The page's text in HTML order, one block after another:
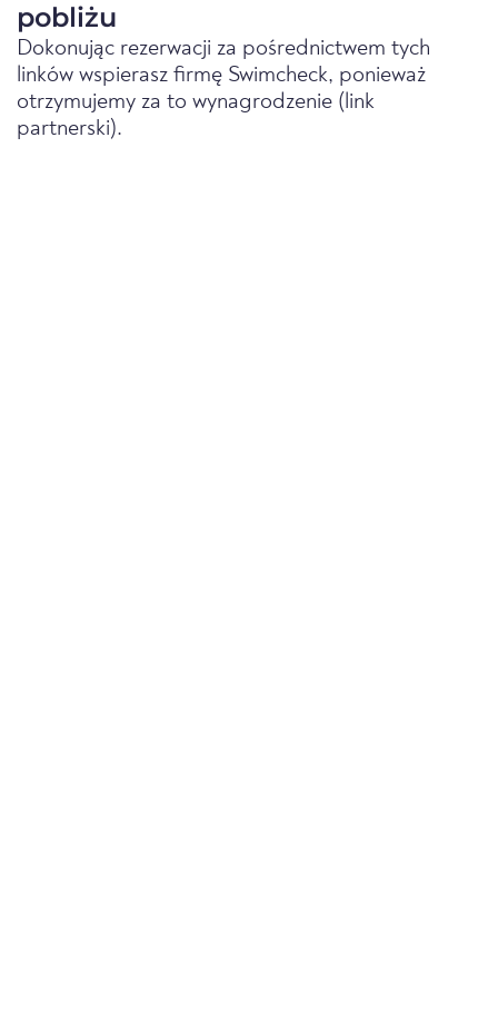
pobliżu
Dokonując rezerwacji za pośrednictwem tych
linków wspierasz firmę Swimcheck, ponieważ
otrzymujemy za to wynagrodzenie (link
partnerski).